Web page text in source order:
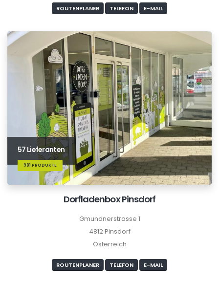
ROUTENPLANER TELEFON E-MAIL
57 Lieferanten
981 PRODUKTE
Dorfladenbox Pinsdorf
Gmundnerstrasse 1
4812 Pinsdorf
Österreich
ROUTENPLANER TELEFON E-MAIL